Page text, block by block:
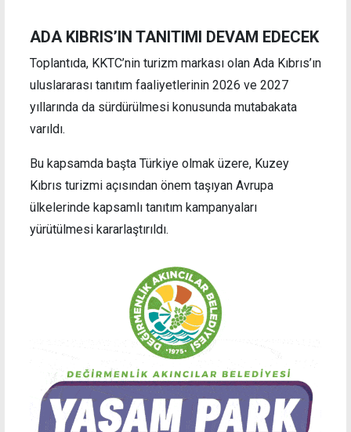
ADA KIBRIS’IN TANITIMI DEVAM EDECEK
Toplantıda, KKTC’nin turizm markası olan Ada Kıbrıs’ın
uluslararası tanıtım faaliyetlerinin 2026 ve 2027
yıllarında da sürdürülmesi konusunda mutabakata
varıldı.
Bu kapsamda başta Türkiye olmak üzere, Kuzey
Kıbrıs turizmi açısından önem taşıyan Avrupa
ülkelerinde kapsamlı tanıtım kampanyaları
yürütülmesi kararlaştırıldı.